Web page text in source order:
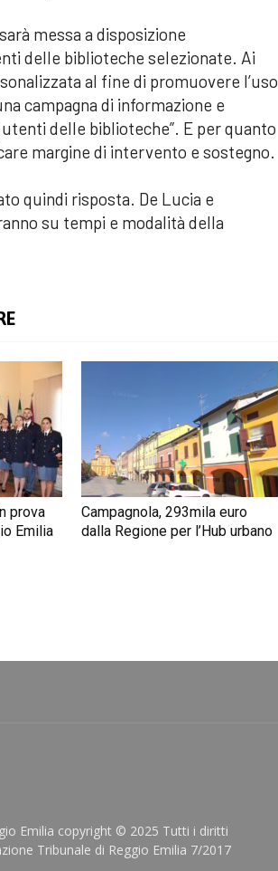
messa a disposizione
delle biblioteche selezionate. Ai
al fine di promuovere l’uso
campagna di informazione e
delle biblioteche”. E per quanto
margine di intervento e sostegno.
quindi risposta. De Lucia e
su tempi e modalità della
prova
Emilia
Campagnola, 293mila euro
dalla Regione per l’Hub urbano
Emilia copyright © 2025 Tutti i diritti
Tribunale di Reggio Emilia 7/2017